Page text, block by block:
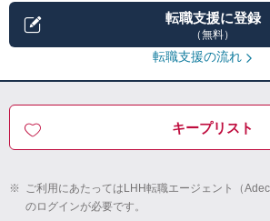
転職支援に登録
（無料）
転職支援の流れ
キープリスト
※ ご利用にあたってはLHH転職エージェント（
のログインが必要です。